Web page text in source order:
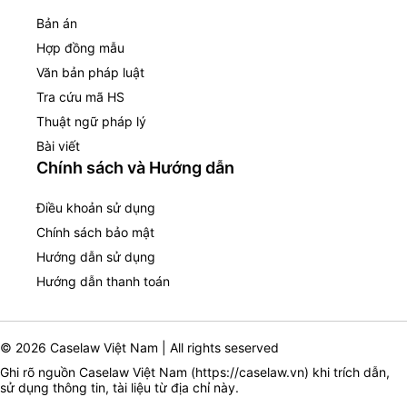
Bản án
Hợp đồng mẫu
Văn bản pháp luật
Tra cứu mã HS
Thuật ngữ pháp lý
Bài viết
Chính sách và Hướng dẫn
Điều khoản sử dụng
Chính sách bảo mật
Hướng dẫn sử dụng
Hướng dẫn thanh toán
© 2026 Caselaw Việt Nam | All rights seserved
Ghi rõ nguồn Caselaw Việt Nam (https://caselaw.vn) khi trích dẫn,
sử dụng thông tin, tài liệu từ địa chỉ này.